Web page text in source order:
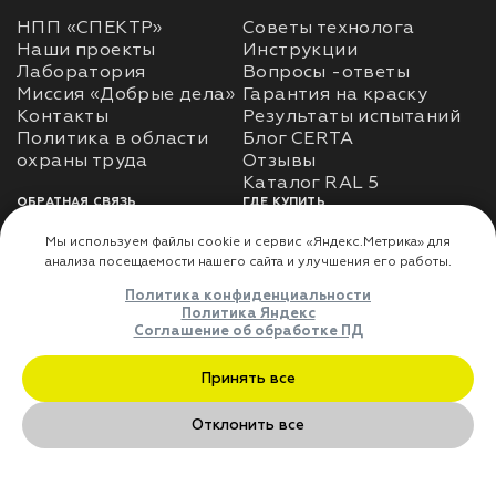
НПП «СПЕКТР»
Наши проекты
Лаборатория
Миссия «Добрые дела»
Контакты
Политика в области
Советы технолога
Инструкции
Вопросы -ответы
Гарантия на краску
Результаты испытаний
Блог CERTA
Отзывы
Каталог RAL 5
ОБРАТНАЯ СВЯЗЬ
Использование
использования личных
Оферта
ГДЕ КУПИТЬ
Доставка
Где купить
ДЛЯ ПАРТНЁРОВ
Преимущества